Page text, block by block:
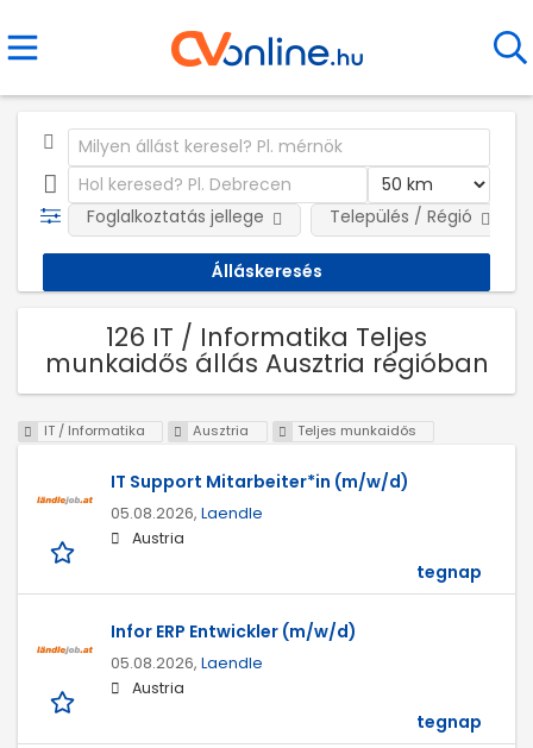
Foglalkoztatás jellege Település / Régió
126 IT / Informatika Teljes
munkaidős állás Ausztria régióban
IT / Informatika Ausztria Teljes munkaidős
IT Support Mitarbeiter*in (m/w/d)
05.08.2026, Laendle
Austria
tegnap
Infor ERP Entwickler (m/w/d)
05.08.2026, Laendle
Austria
tegnap